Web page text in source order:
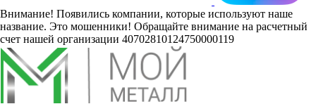
Внимание! Появились компании, которые используют наше
название. Это мошенники! Обращайте внимание на расчетный
счет нашей организации 40702810124750000119